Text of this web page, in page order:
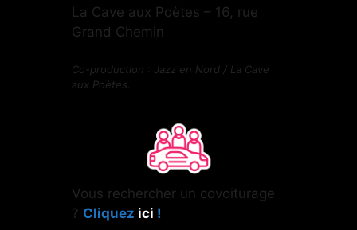
La Cave aux Poètes – 16, rue
Grand Chemin
Co-production : Jazz en Nord / La Cave
aux Poètes.
Vous rechercher un covoiturage
? Cliquez ici !